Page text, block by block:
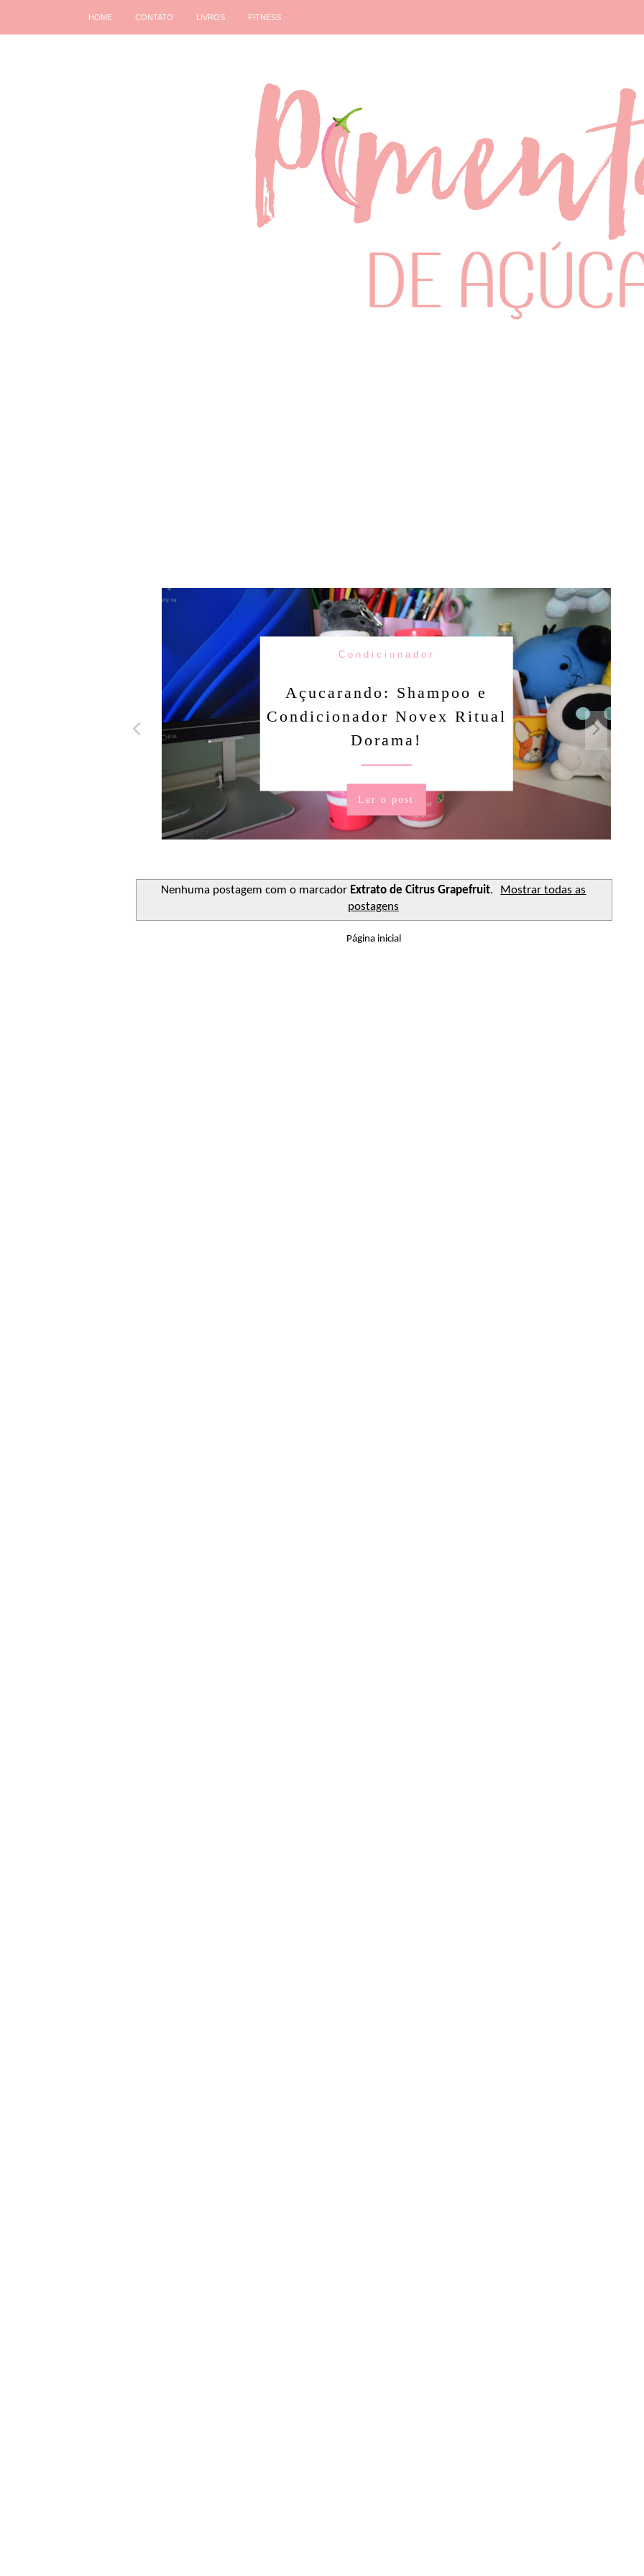
HOME CONTATO LIVROS FITNESS
Condicionador
Açucarando: Shampoo e
Condicionador Novex Ritual
Dorama!
Ler o post
Nenhuma postagem com o marcador Extrato de Citrus Grapefruit.
Mostrar todas as
postagens
Página inicial